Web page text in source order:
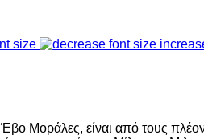
size
Μοράλες, είναι από τους πλέον